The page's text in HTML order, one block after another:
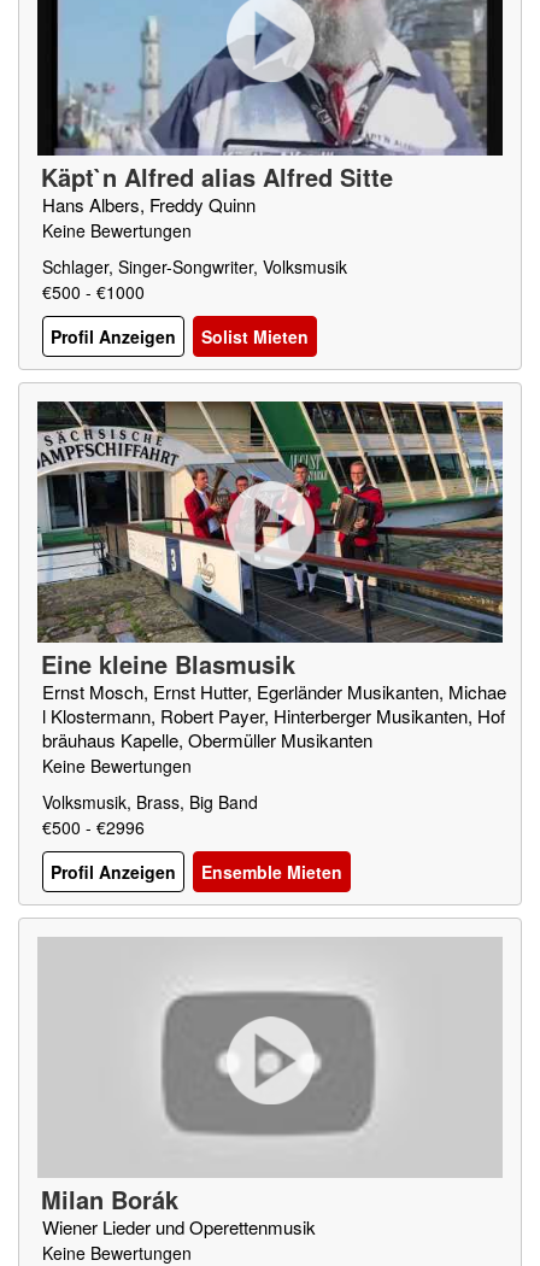
Käpt`n Alfred alias Alfred Sitte
Hans Albers, Freddy Quinn
Keine Bewertungen
Schlager, Singer-Songwriter, Volksmusik
€500 - €1000
Profil Anzeigen
Solist Mieten
Eine kleine Blasmusik
Ernst Mosch, Ernst Hutter, Egerländer Musikanten, Michae
l Klostermann, Robert Payer, Hinterberger Musikanten, Hof
bräuhaus Kapelle, Obermüller Musikanten
Keine Bewertungen
Volksmusik, Brass, Big Band
€500 - €2996
Profil Anzeigen
Ensemble Mieten
Milan Borák
Wiener Lieder und Operettenmusik
Keine Bewertungen